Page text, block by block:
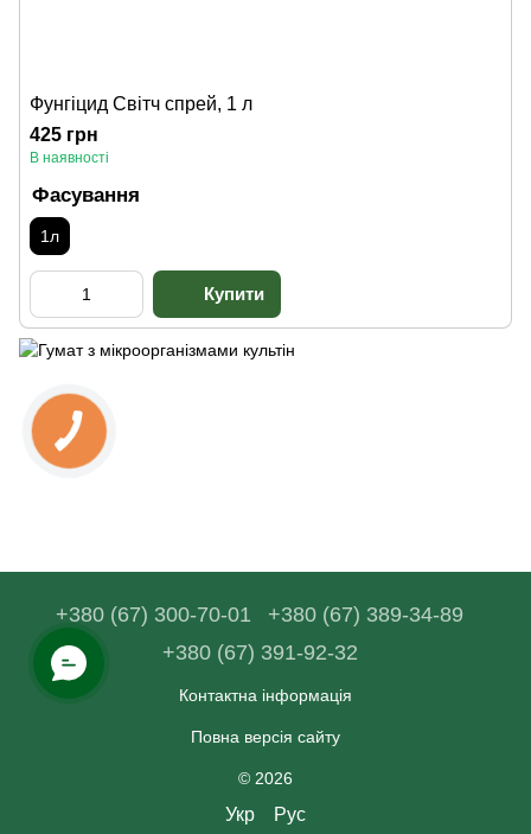
Фунгіцид Світч спрей, 1 л
425 грн
В наявності
Фасування
1л
+380 (67) 300-70-01
+380 (67) 389-34-89
+380 (67) 391-92-32
Контактна інформація
Повна версія сайту
© 2026
Укр Рус